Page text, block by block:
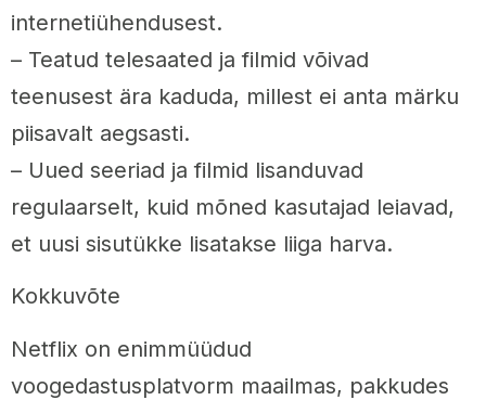
internetiühendusest.
– Teatud telesaated ja filmid võivad
teenusest ära kaduda, millest ei anta märku
piisavalt aegsasti.
– Uued seeriad ja filmid lisanduvad
regulaarselt, kuid mõned kasutajad leiavad,
et uusi sisutükke lisatakse liiga harva.
Kokkuvõte
Netflix on enimmüüdud
voogedastusplatvorm maailmas, pakkudes